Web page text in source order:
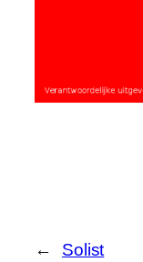
←
Solist